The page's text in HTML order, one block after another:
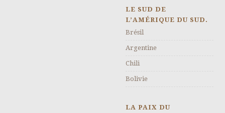
LE SUD DE
L’AMÉRIQUE DU SUD.
Brésil
Argentine
Chili
Bolivie
LA PAIX DU